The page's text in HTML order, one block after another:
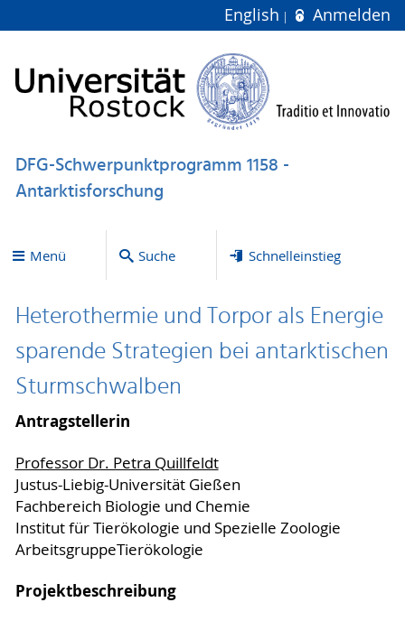
English Anmelden
DFG-Schwerpunktprogramm 1158 -
Antarktisforschung
Menü Suche Schnelleinstieg
Heterothermie und Torpor als Energie
sparende Strategien bei antarktischen
Sturmschwalben
Antragstellerin
Professor Dr. Petra Quillfeldt
Justus-Liebig-Universität Gießen
Fachbereich Biologie und Chemie
Institut für Tierökologie und Spezielle Zoologie
ArbeitsgruppeTierökologie
Projektbeschreibung